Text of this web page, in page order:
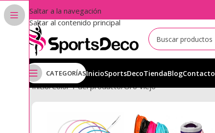
Saltar a la navegación
Saltar al contenido principal
CATEGORÍASInicioSportsDecoTiendaBlogContacto
Inicio Color 1 del producto Oro Viejo